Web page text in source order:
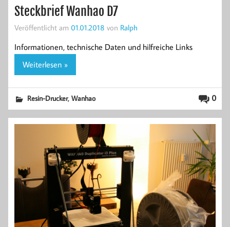
Steckbrief Wanhao D7
Veröffentlicht am 01.01.2018 von Ralph
Informationen, technische Daten und hilfreiche Links
Weiterlesen »
0
Resin-Drucker,Wanhao